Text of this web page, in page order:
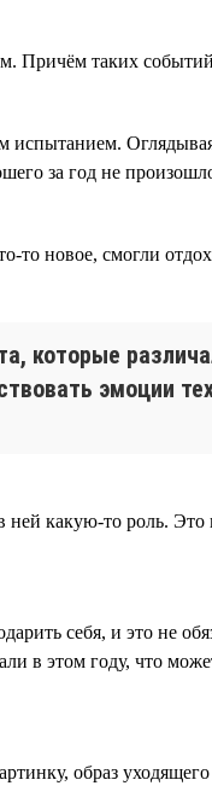
Причём таких
за год не
новое, смогли
которые
эмоции
какую-то роль.
себя, и это не
в этом году, что
образ